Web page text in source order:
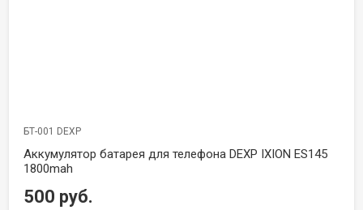
БТ-001 DEXP
Аккумулятор батарея для телефона DEXP IXION ES145
1800mah
500 руб.